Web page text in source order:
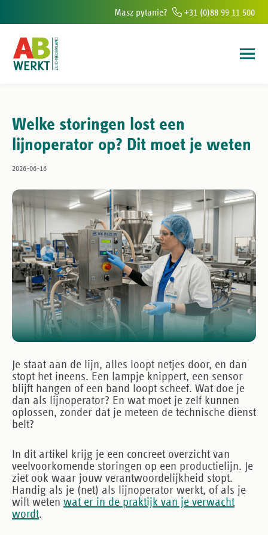
południowej Holandii
Masz pytanie? +31 (0)88 99 11 500
Welke storingen lost een
lijnoperator op? Dit moet je weten
2026-06-16
Je staat aan de lijn, alles loopt netjes door, en dan
stopt het ineens. Een lampje knippert, een sensor
blijft hangen of een band loopt scheef. Wat doe je
dan als lijnoperator? En wat moet je zelf kunnen
oplossen, zonder dat je meteen de technische dienst
belt?
In dit artikel krijg je een concreet overzicht van
veelvoorkomende storingen op een productielijn. Je
ziet ook waar jouw verantwoordelijkheid stopt.
Handig als je (net) als lijnoperator werkt, of als je
wilt weten wat er in de praktijk van je verwacht
wordt.